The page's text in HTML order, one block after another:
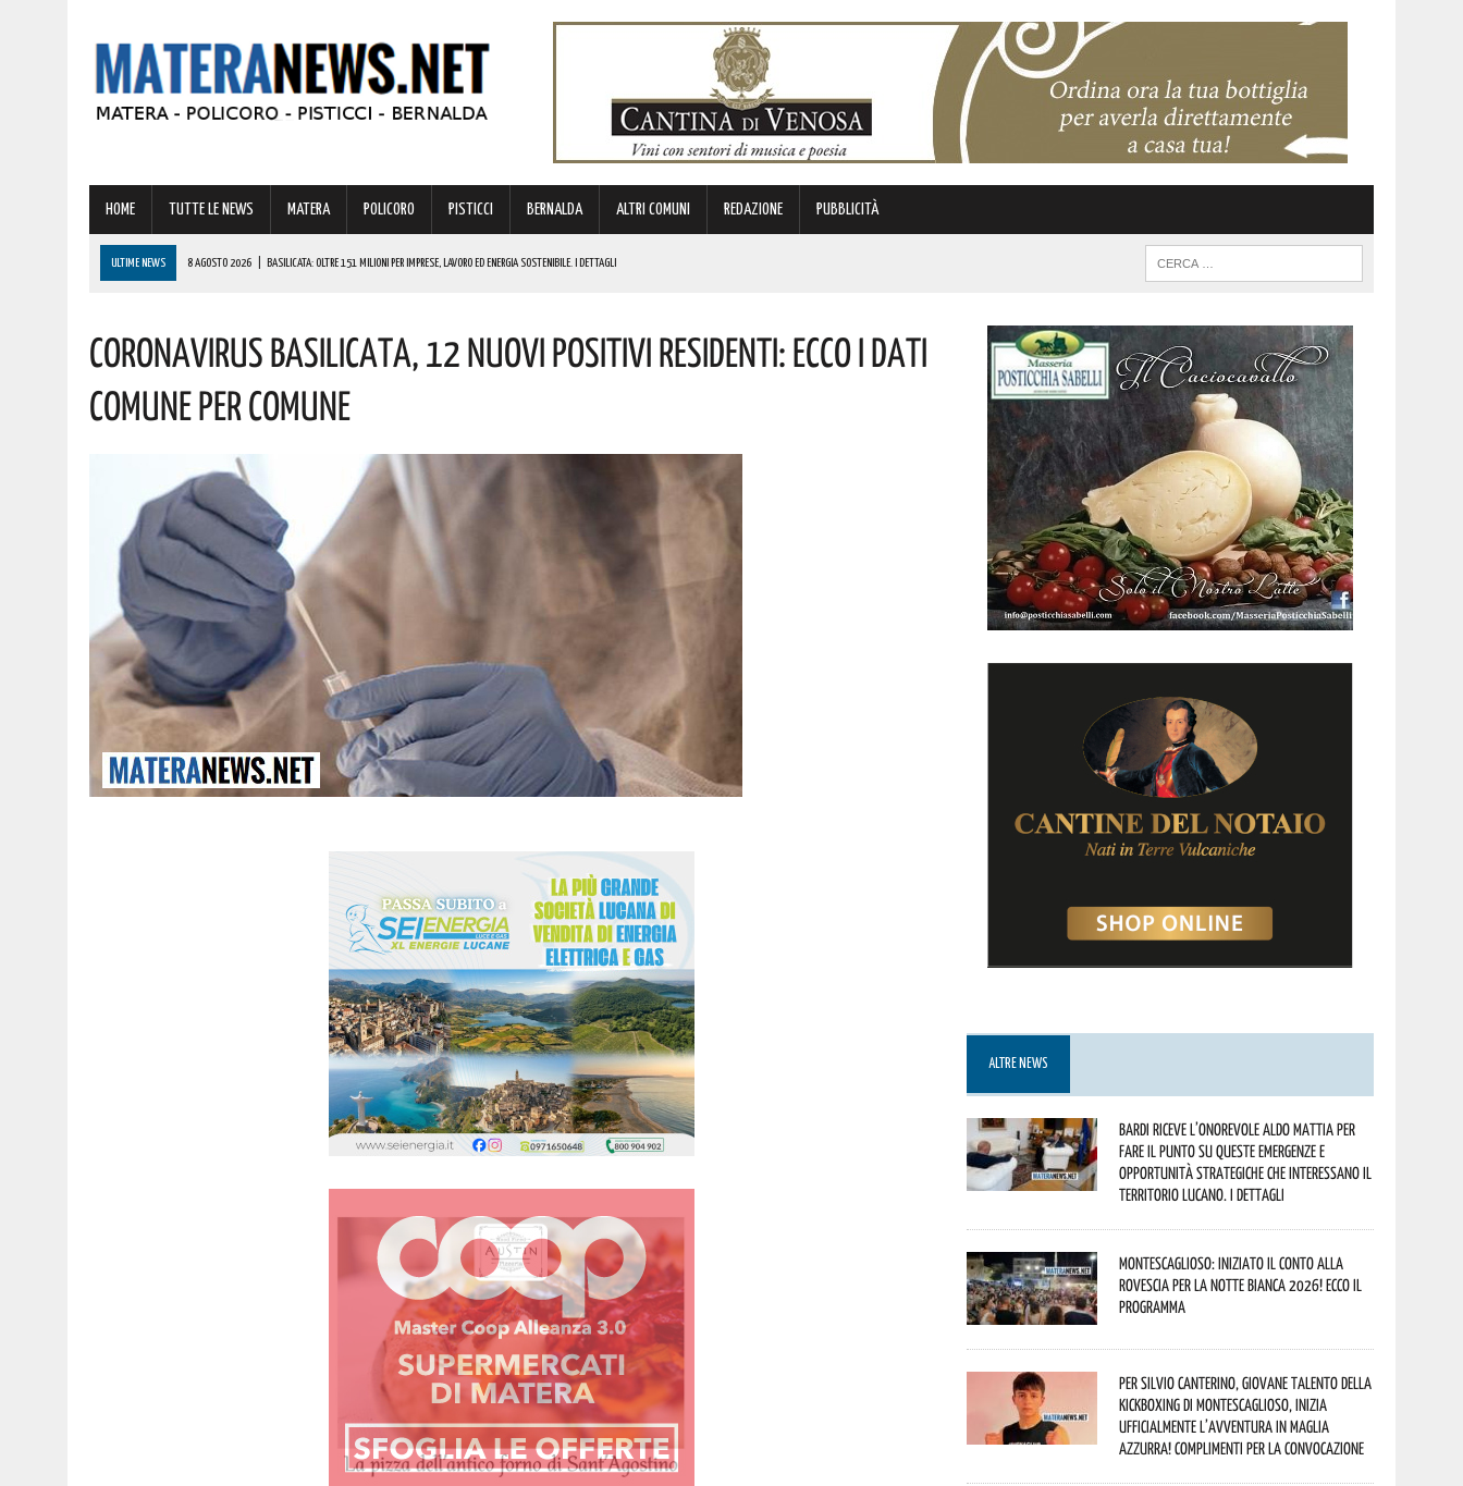
HOME TUTTE LE NEWS MATERA POLICORO PISTICCI BERNALDA ALTRI COMUNI REDAZIONE PUBBLICITÀ
ULTIME NEWS 8 AGOSTO 2026 BASILICATA: OLTRE 151 MILIONI PER IMPRESE, LAVORO ED ENERGIA SOSTENIBILE. I DETTAGLI
8 AGOSTO 2026 NOMINA AGENZIA SPAZIALE: COSPITO, ORIGINARIO DI POLICORO, È IL NUOVO COMMISSARIO. LE PAROLE DI BARDI
8 AGOSTO 2026 | BASILICATA: GRAVISSIMA AGGRESSIONE IN QUESTO CARCERE! LA DENUNCIA
Coronavirus Basilicata, 12 Nuovi Positivi Residenti: Ecco I Dati
Comune Per Comune
ALTRE NEWS
Bardi riceve l’onorevole Aldo Mattia per
fare il punto su queste emergenze e
opportunità strategiche che interessano il
territorio lucano. I dettagli
Montescaglioso: iniziato il conto alla
rovescia per la Notte Bianca 2026! Ecco il
programma
Per Silvio Canterino, giovane talento della
kickboxing di Montescaglioso, inizia
ufficialmente l’avventura in maglia
azzurra! Complimenti per la convocazione